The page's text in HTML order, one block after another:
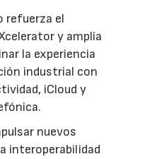
refuerza el
y amplía
la experiencia
industrial con
iCloud y
nuevos
interoperabilidad